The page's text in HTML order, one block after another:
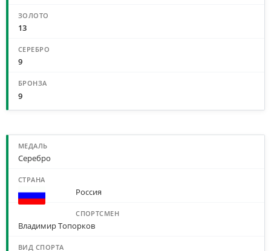
13
9
9
МЕДАЛИ ПО СПОРТСМЕНАМ И ДИСЦИПЛИНАМ
Серебро
Россия
Владимир Топорков